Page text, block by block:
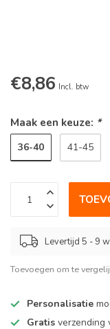
€8,86 Incl. btw
Maak een keuze: *
36-40 41-45
Levertijd 5 - 9
Toevoegen om te
Personalisatie
Gratis verzending